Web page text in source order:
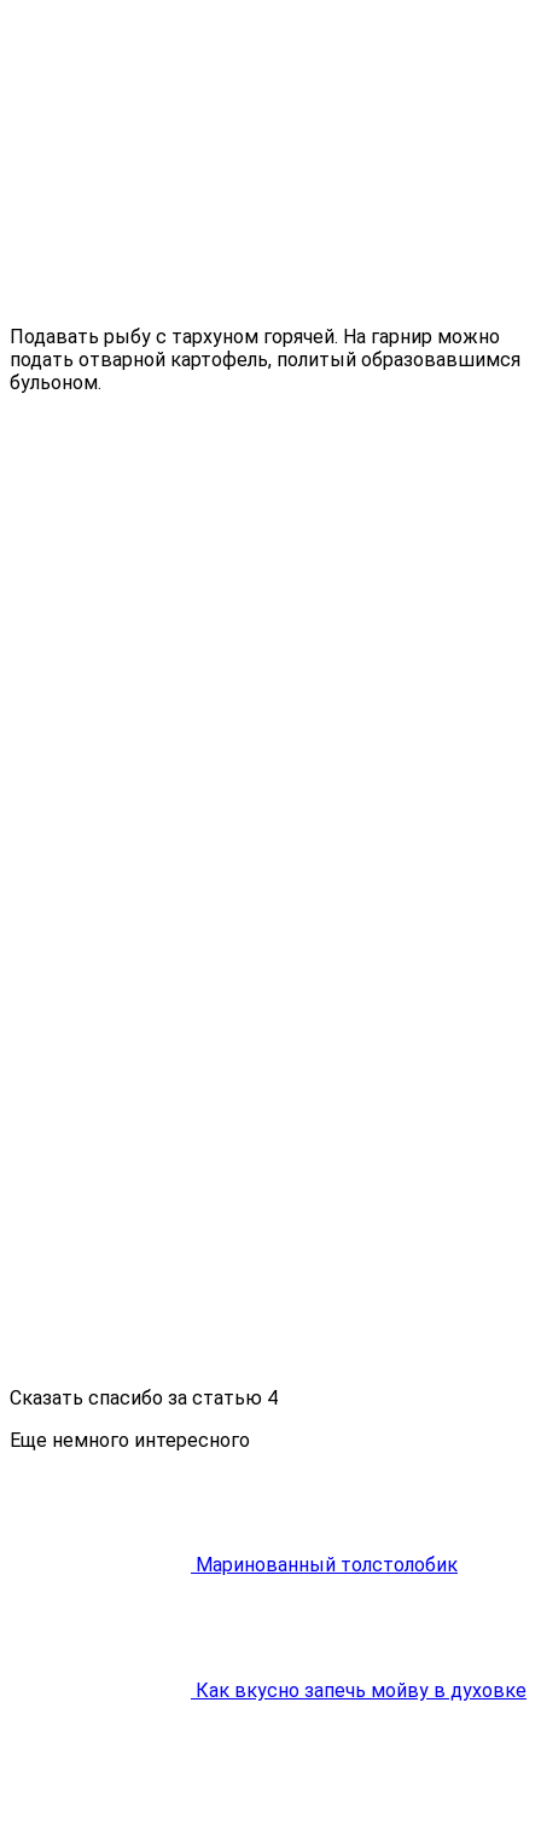
Подавать рыбу с тархуном горячей. На гарнир можно
подать отварной картофель, политый образовавшимся
бульоном.
Сказать спасибо за статью 4
Еще немного интересного
Маринованный толстолобик
Как вкусно запечь мойву в духовке